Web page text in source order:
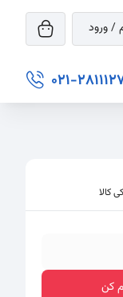
/ ورود
021-
کالا
کن